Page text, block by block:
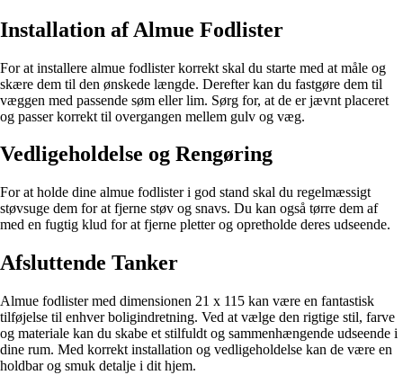
Installation af Almue Fodlister
For at installere almue fodlister korrekt skal du starte med at måle og
skære dem til den ønskede længde. Derefter kan du fastgøre dem til
væggen med passende søm eller lim. Sørg for, at de er jævnt placeret
og passer korrekt til overgangen mellem gulv og væg.
Vedligeholdelse og Rengøring
For at holde dine almue fodlister i god stand skal du regelmæssigt
støvsuge dem for at fjerne støv og snavs. Du kan også tørre dem af
med en fugtig klud for at fjerne pletter og opretholde deres udseende.
Afsluttende Tanker
Almue fodlister med dimensionen 21 x 115 kan være en fantastisk
tilføjelse til enhver boligindretning. Ved at vælge den rigtige stil, farve
og materiale kan du skabe et stilfuldt og sammenhængende udseende i
dine rum. Med korrekt installation og vedligeholdelse kan de være en
holdbar og smuk detalje i dit hjem.